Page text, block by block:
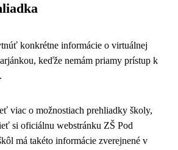
konkrétne informácie o virtuálnej
keďže nemám priamy prístup k
viac o možnostiach prehliadky školy,
si oficiálnu webstránku ZŠ Pod
má takéto informácie zverejnené v